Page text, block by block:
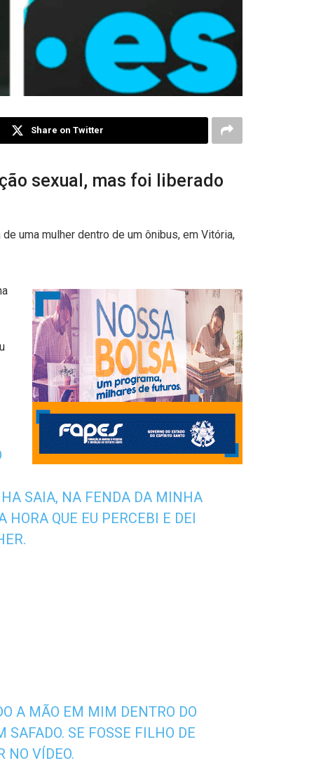
Share on Twitter
sexual, mas foi liberado
uma mulher dentro de um ônibus, em Vitória,
SAIA, NA FENDA DA MINHA
QUE EU PERCEBI E DEI
A MÃO EM MIM DENTRO DO
SAFADO. SE FOSSE FILHO DE
NO VÍDEO.